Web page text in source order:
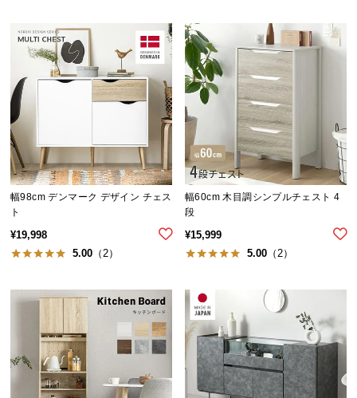
払
い
に
て
送
い
幅98cm デンマーク デザイン チェス
ト
¥19,998
5.00 （2）
幅60cm 木目調シンプルチェスト 4
段
¥15,999
5.00 （2）